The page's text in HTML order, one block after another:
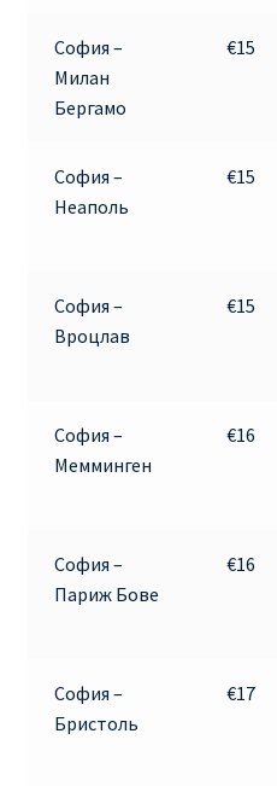
ДЕШЕВЫЕ АВИАБИЛЕТЫ В
ДЕШЕВЫЕ АВИАБИЛЕТЫ В
ДЕШЕВЫЕ АВИАБИЛЕТЫ В
ДЕШЕВЫЕ АВИАБИЛЕТЫ В
ИНФОРМАЦИЯ ДЛЯ
ЗАДЕРЖКА, ОТМЕНА,
София –
Милан
Бергамо
€15
София –
Неаполь
€15
София –
Вроцлав
€15
София –
Мемминген
€16
София –
Париж Бове
€16
София –
Бристоль
€17